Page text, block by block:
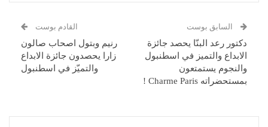
السابق بوست
دكتور رعد البنّا يحصد جائزة
الابداع والتميز في اسطنبول
والنجوم يستمتعون
بمستحضراته Charme Paris !
القادم بوست
رنيم وبتول اصحاب صالون
زارا يحصدون جائزة الابداع
والتميّز في اسطنبول